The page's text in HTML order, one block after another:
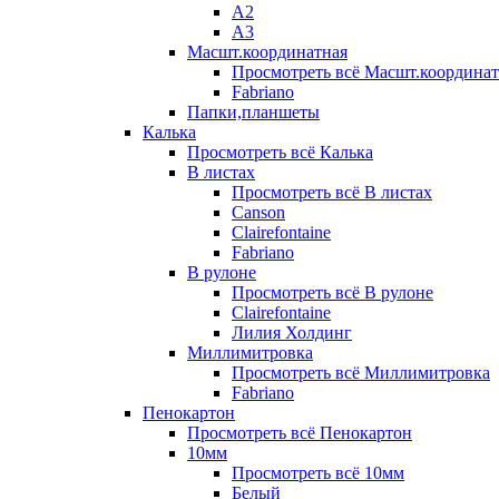
А2
А3
Масшт.координатная
Просмотреть всё
Fabriano
Папки,планшеты
Калька
Просмотреть всё Калька
В листах
Просмотреть всё В листах
Canson
Clairefontaine
Fabriano
В рулоне
Просмотреть всё В рулоне
Clairefontaine
Лилия Холдинг
Миллимитровка
Просмотреть всё Миллимитровка
Fabriano
Пенокартон
Просмотреть всё Пенокартон
10мм
Просмотреть всё 10мм
Белый